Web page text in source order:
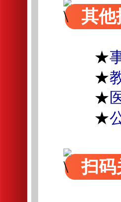
其他
★
★
★
★
扫码